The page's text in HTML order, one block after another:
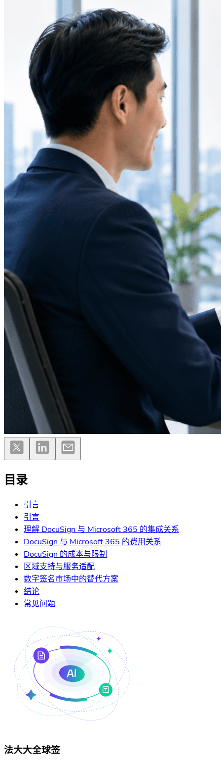
目录
引言
引言
理解 DocuSign 与 Microsoft 365 的集成关系
DocuSign 与 Microsoft 365 的费用关系
DocuSign 的成本与限制
区域支持与服务适配
数字签名市场中的替代方案
结论
常见问题
法大大全球签